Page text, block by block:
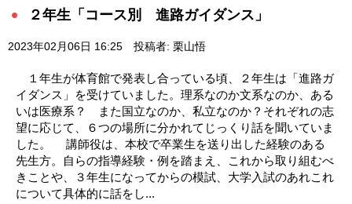
２年生「コース別 進路ガイダンス」
2023年02月06日 16:25 投稿者: 栗山悟
１年生が体育館で発表し合っている頃、２年生は「進路ガ
イダンス」を受けていました。理系なのか文系なのか、ある
いは医療系？ また国立なのか、私立なのか？それぞれの志
望に応じて、６つの場所に分かれてじっくり話を聞いていま
した。 講師役は、本校で卒業生を送り出した経験のある
先生方。自らの指導経験・例を踏まえ、これから取り組むべ
きことや、３年生になってからの模試、大学入試のあれこれ
について具体的に話をし...